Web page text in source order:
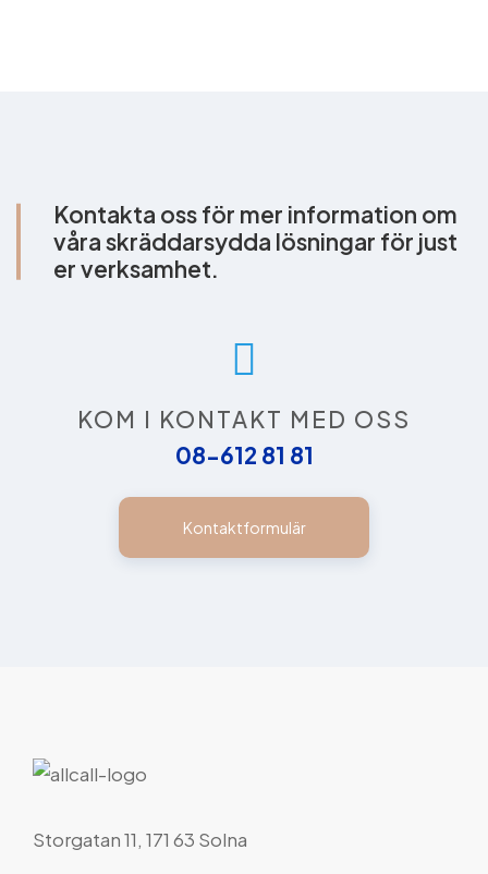
Kontakta oss för mer information om
våra skräddarsydda lösningar för just
er verksamhet.
KOM I KONTAKT MED OSS
08-612 81 81
Kontaktformulär
Storgatan 11, 171 63 Solna